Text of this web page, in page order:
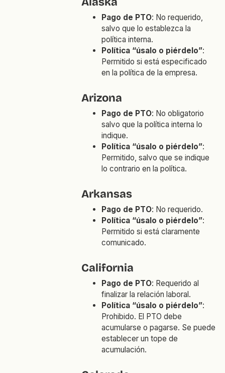
Pago de PTO: No requerido,
salvo que lo establezca la
política interna.
Política “úsalo o piérdelo”:
Permitido si está especificado
en la política de la empresa.
Arizona
Pago de PTO: No obligatorio
salvo que la política interna lo
indique.
Política “úsalo o piérdelo”:
Permitido, salvo que se indique
lo contrario en la política.
Arkansas
Pago de PTO: No requerido.
Política “úsalo o piérdelo”:
Permitido si está claramente
comunicado.
California
Pago de PTO: Requerido al
finalizar la relación laboral.
Política “úsalo o piérdelo”:
Prohibido. El PTO debe
acumularse o pagarse. Se puede
establecer un tope de
acumulación.